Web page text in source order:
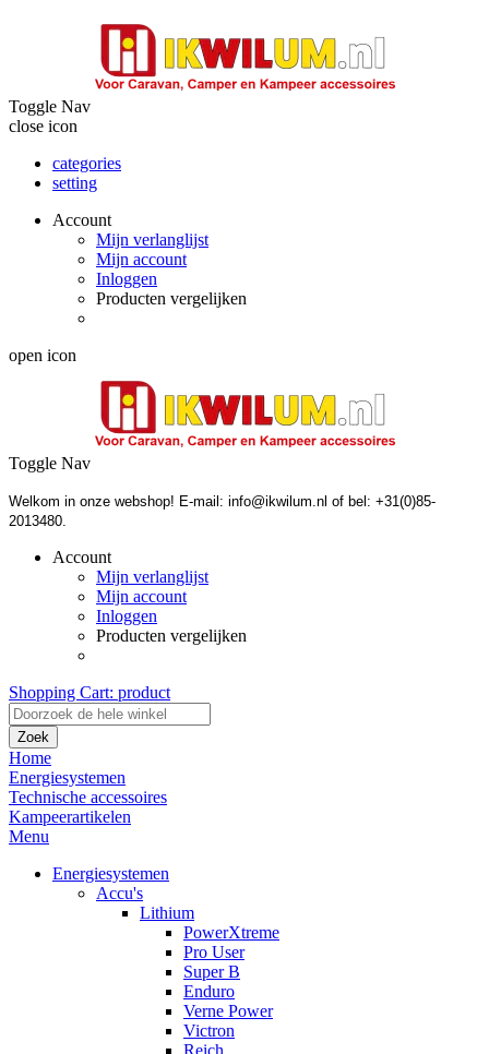
Toggle Nav
close icon
categories
setting
Account
Mijn verlanglijst
Mijn account
Inloggen
Producten vergelijken
open icon
Toggle Nav
Welkom in onze webshop! E-mail: info@ikwilum.nl of bel: +31(0)85-
2013480.
Account
Mijn verlanglijst
Mijn account
Inloggen
Producten vergelijken
Shopping Cart: product
Zoek
Home
Energiesystemen
Technische accessoires
Kampeerartikelen
Menu
Energiesystemen
Accu's
Lithium
PowerXtreme
Pro User
Super B
Enduro
Verne Power
Victron
Reich